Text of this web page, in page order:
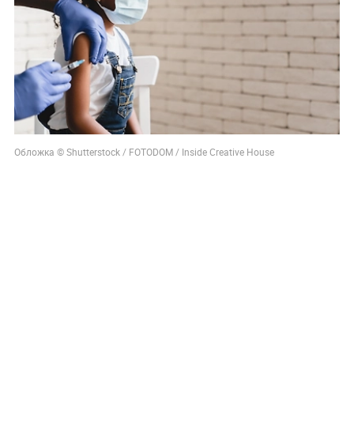
Обложка © Shutterstock / FOTODOM / Inside Creative House